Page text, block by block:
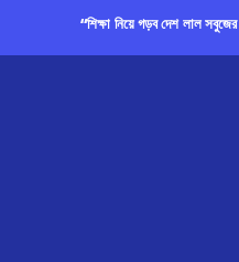
“শিক্ষা নিয়ে গড়ব দেশ লাল সবুজের